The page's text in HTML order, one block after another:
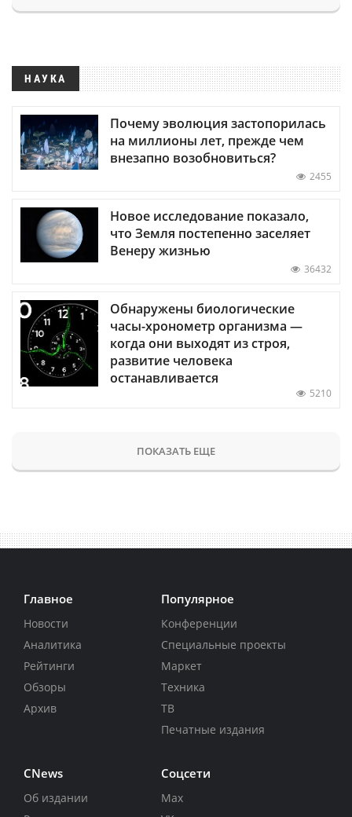
НАУКА
Почему эволюция застопорилась
на миллионы лет, прежде чем
внезапно возобновиться?
2455
Новое исследование показало,
что Земля постепенно заселяет
Венеру жизнью
36432
Обнаружены биологические
часы-хронометр организма —
когда они выходят из строя,
развитие человека
останавливается
5210
ПОКАЗАТЬ ЕЩЕ
Главное
Новости
Аналитика
Рейтинги
Обзоры
Архив
Популярное
Конференции
Специальные проекты
Маркет
Техника
ТВ
Печатные издания
CNews
Об издании
Соцсети
Max